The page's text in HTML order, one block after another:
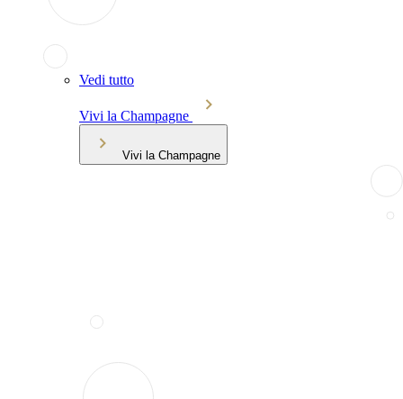
Vedi tutto
Vivi la Champagne
Vivi la Champagne